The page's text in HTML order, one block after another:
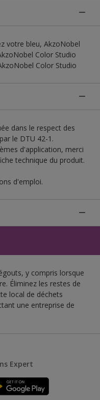
votre bleu, AkzoNobel
Color Studio
Color Studio
dans le respect des
le DTU 42-1.
d'application, merci
technique du produit.
d'emploi.
y compris lorsque
Éliminez les restes de
local de déchets
une entreprise de
Expert